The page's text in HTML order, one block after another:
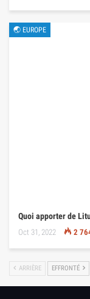
🌏 EUROPE
Quoi apporter de
Oct 31, 2022 2
ARRIÈRE EFFRONTÉ